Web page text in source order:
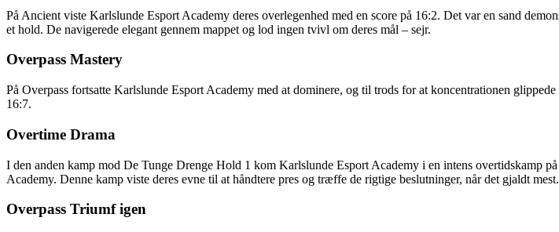
På Ancient viste Karlslunde Esport Academy deres overlegenhed med en score på 16:2. Det var en sand
et hold. De navigerede elegant gennem mappet og lod ingen tvivl om deres mål – sejr.
Overpass Mastery
På Overpass fortsatte Karlslunde Esport Academy med at dominere, og til trods for at koncentrationen
16:7.
Overtime Drama
I den anden kamp mod De Tunge Drenge Hold 1 kom Karlslunde Esport Academy i en intens overtidskamp
Academy. Denne kamp viste deres evne til at håndtere pres og træffe de rigtige beslutninger, når det gjaldt mest.
Overpass Triumf igen